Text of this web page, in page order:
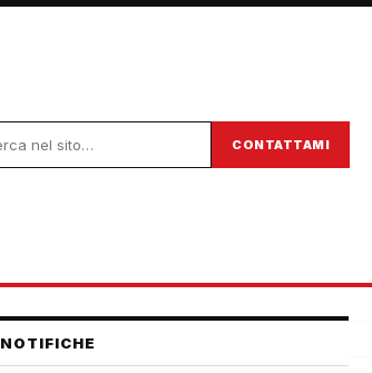
CONTATTAMI
NOTIFICHE